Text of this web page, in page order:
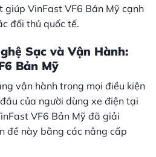
giúp VinFast VF6 Bản Mỹ cạnh
đối thủ quốc tế.
Sạc và Vận Hành:
Bản Mỹ
vận hành trong mọi điều kiện
của người dùng xe điện tại
VF6 Bản Mỹ đã giải
đề này bằng các nâng cấp